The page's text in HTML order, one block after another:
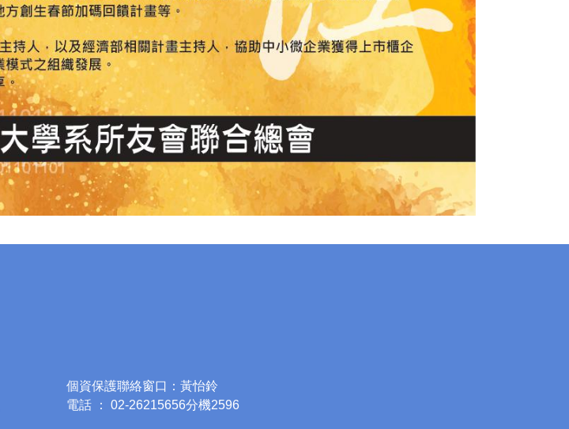
個資保護聯絡窗口：黃怡鈴
電話 ： 02-26215656分機2596